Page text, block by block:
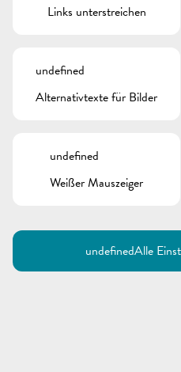
Utilisez
Comme
Links unterstreichen
undefined
Alternativtexte für Bilder
undefined
Weißer Mauszeiger
undefinedAlle